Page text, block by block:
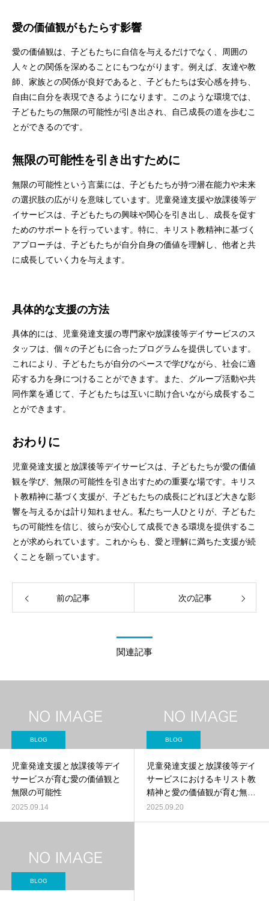
愛の価値観がもたらす影響
愛の価値観は、子どもたちに自信を与えるだけでなく、周囲の
人々との関係を深めることにもつながります。例えば、友達や教
師、家族との関係が良好であると、子どもたちは安心感を持ち、
自由に自分を表現できるようになります。このような環境では、
子どもたちの無限の可能性が引き出され、自己成長の道を歩むこ
とができるのです。
無限の可能性を引き出すために
無限の可能性という言葉には、子どもたちが持つ潜在能力や未来
の選択肢の広がりを意味しています。児童発達支援や放課後等デ
イサービスは、子どもたちの興味や関心を引き出し、成長を促す
ためのサポートを行っています。特に、キリスト教精神に基づく
アプローチは、子どもたちが自分自身の価値を理解し、他者と共
に成長していく力を与えます。
具体的な支援の方法
具体的には、児童発達支援の専門家や放課後等デイサービスのス
タッフは、個々の子どもに合ったプログラムを提供しています。
これにより、子どもたちが自分のペースで学びながら、社会に適
応する力を身につけることができます。また、グループ活動や共
同作業を通じて、子どもたちは互いに助け合いながら成長するこ
とができます。
おわりに
児童発達支援と放課後等デイサービスは、子どもたちが愛の価値
観を学び、無限の可能性を引き出すための重要な場です。キリス
ト教精神に基づく支援が、子どもたちの成長にどれほど大きな影
響を与えるかは計り知れません。私たち一人ひとりが、子どもた
ちの可能性を信じ、彼らが安心して成長できる環境を提供するこ
とが求められています。これからも、愛と理解に満ちた支援が続
くことを願っています。
前の記事 次の記事
関連記事
BLOG
児童発達支援と放課後等デイ
サービスが育む愛の価値観と
無限の可能性
2025.09.14
BLOG
児童発達支援と放課後等デイ
サービスにおけるキリスト教
精神と愛の価値観が育む無限
の可能性
2025.09.20
BLOG